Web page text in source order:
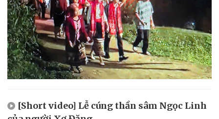
[Short video] Lễ cúng thần sâm Ngọc Linh